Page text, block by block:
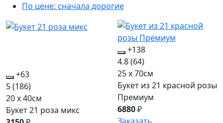
По цене: сначала дорогие
+63
5(186)
20 x 40см
Букет 21 роза микс
+138
4.8(64)
25 x 70см
Букет из 21 красной розы
Премиум
6880₽